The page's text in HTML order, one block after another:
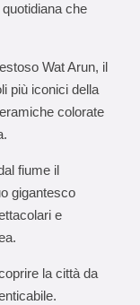
che
Wat Arun, il
più iconici della
colorate
fiume il
gigantesco
e
la città da